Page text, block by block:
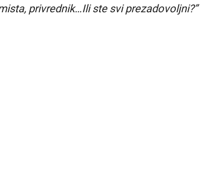
privrednik…Ili ste svi prezadovoljni?”